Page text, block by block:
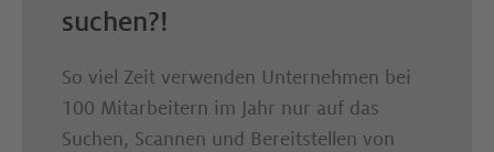
suchen?!
So viel Zeit verwenden Unternehmen bei
100 Mitarbeitern im Jahr nur auf das
Suchen, Scannen und Bereitstellen von